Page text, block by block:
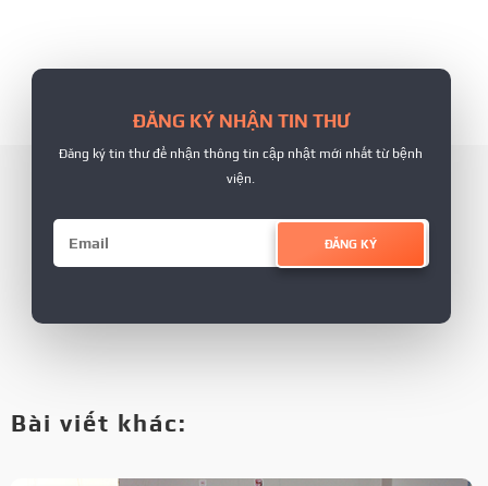
ĐĂNG KÝ NHẬN TIN THƯ
Đăng ký tin thư để nhận thông tin cập nhật mới nhất từ bệnh
viện.
ĐĂNG KÝ
Bài viết khác: